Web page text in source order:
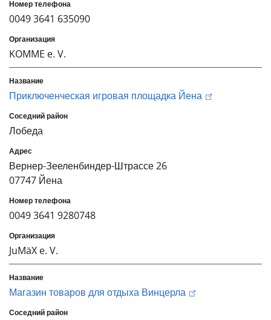
0049 3641 635090
KOMME e. V.
Приключенческая игровая площадка Йена
Лобеда
Вернер-Зееленбиндер-Штрассе 26
07747 Йена
0049 3641 9280748
JuMäX e. V.
Магазин товаров для отдыха Винцерла